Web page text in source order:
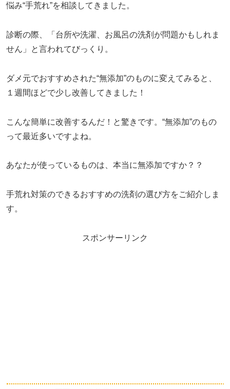
悩み“手荒れ”を相談してきました。
診断の際、「台所や洗濯、お風呂の洗剤が問題かもしれま
せん」と言われてびっくり。
ダメ元でおすすめされた“無添加”のものに変えてみると、
１週間ほどで少し改善してきました！
こんな簡単に改善するんだ！と驚きです。“無添加”のもの
って最近多いですよね。
あなたが使っているものは、本当に無添加ですか？？
手荒れ対策のできるおすすめの洗剤の選び方をご紹介しま
す。
スポンサーリンク